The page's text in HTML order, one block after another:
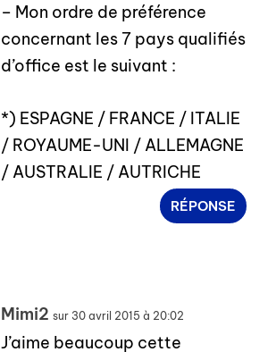
– Mon ordre de préférence
concernant les 7 pays qualifiés
d’office est le suivant :
*) ESPAGNE / FRANCE / ITALIE
/ ROYAUME-UNI / ALLEMAGNE
/ AUSTRALIE / AUTRICHE
RÉPONSE
Mimi2 sur 30 avril 2015 à 20:02
J’aime beaucoup cette